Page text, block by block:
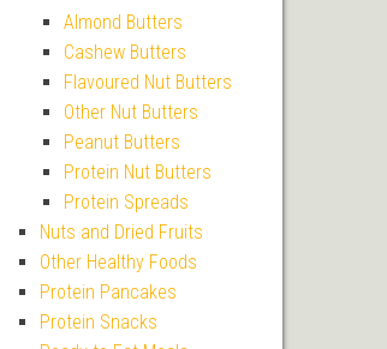
Almond Butters
Cashew Butters
Flavoured Nut Butters
Other Nut Butters
Peanut Butters
Protein Nut Butters
Protein Spreads
Nuts and Dried Fruits
Other Healthy Foods
Protein Pancakes
Protein Snacks